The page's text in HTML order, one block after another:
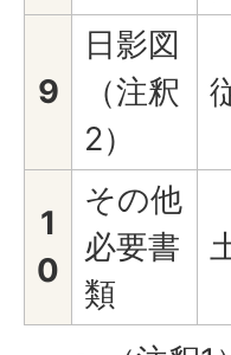
9
日影図
（注釈
2）
1
0
その他
必要書
類